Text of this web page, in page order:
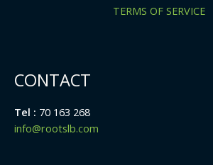
TERMS OF SERVICE
CONTACT
Tel : 70 163 268
info@rootslb.com